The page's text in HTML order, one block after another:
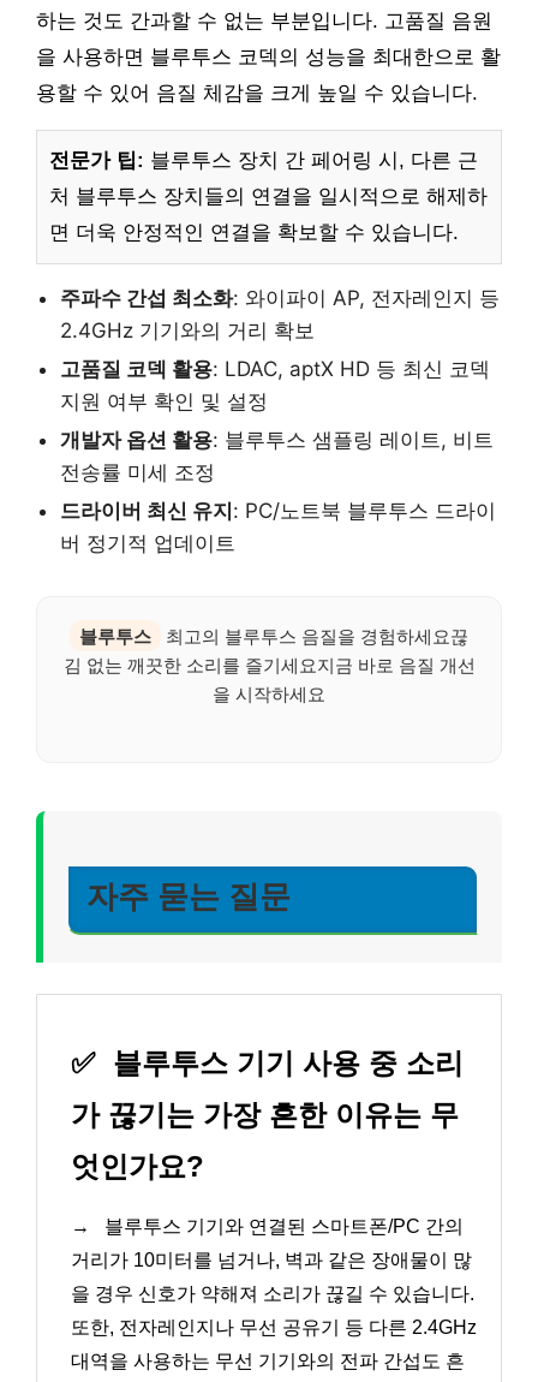
하는 것도 간과할 수 없는 부분입니다. 고품질 음원
을 사용하면 블루투스 코덱의 성능을 최대한으로 활
용할 수 있어 음질 체감을 크게 높일 수 있습니다.
전문가 팁: 블루투스 장치 간 페어링 시, 다른 근
처 블루투스 장치들의 연결을 일시적으로 해제하
면 더욱 안정적인 연결을 확보할 수 있습니다.
주파수 간섭 최소화: 와이파이 AP, 전자레인지 등
2.4GHz 기기와의 거리 확보
고품질 코덱 활용: LDAC, aptX HD 등 최신 코덱
지원 여부 확인 및 설정
개발자 옵션 활용: 블루투스 샘플링 레이트, 비트
전송률 미세 조정
드라이버 최신 유지: PC/노트북 블루투스 드라이
버 정기적 업데이트
블루투스
최고의 블루투스 음질을 경험하세요끊
김 없는 깨끗한 소리를 즐기세요지금 바로 음질 개선
을 시작하세요
자주 묻는 질문
✅ 블루투스 기기 사용 중 소리
가 끊기는 가장 흔한 이유는 무
엇인가요?
→
블루투스 기기와 연결된 스마트폰/PC 간의
거리가 10미터를 넘거나, 벽과 같은 장애물이 많
을 경우 신호가 약해져 소리가 끊길 수 있습니다.
또한, 전자레인지나 무선 공유기 등 다른 2.4GHz
대역을 사용하는 무선 기기와의 전파 간섭도 흔